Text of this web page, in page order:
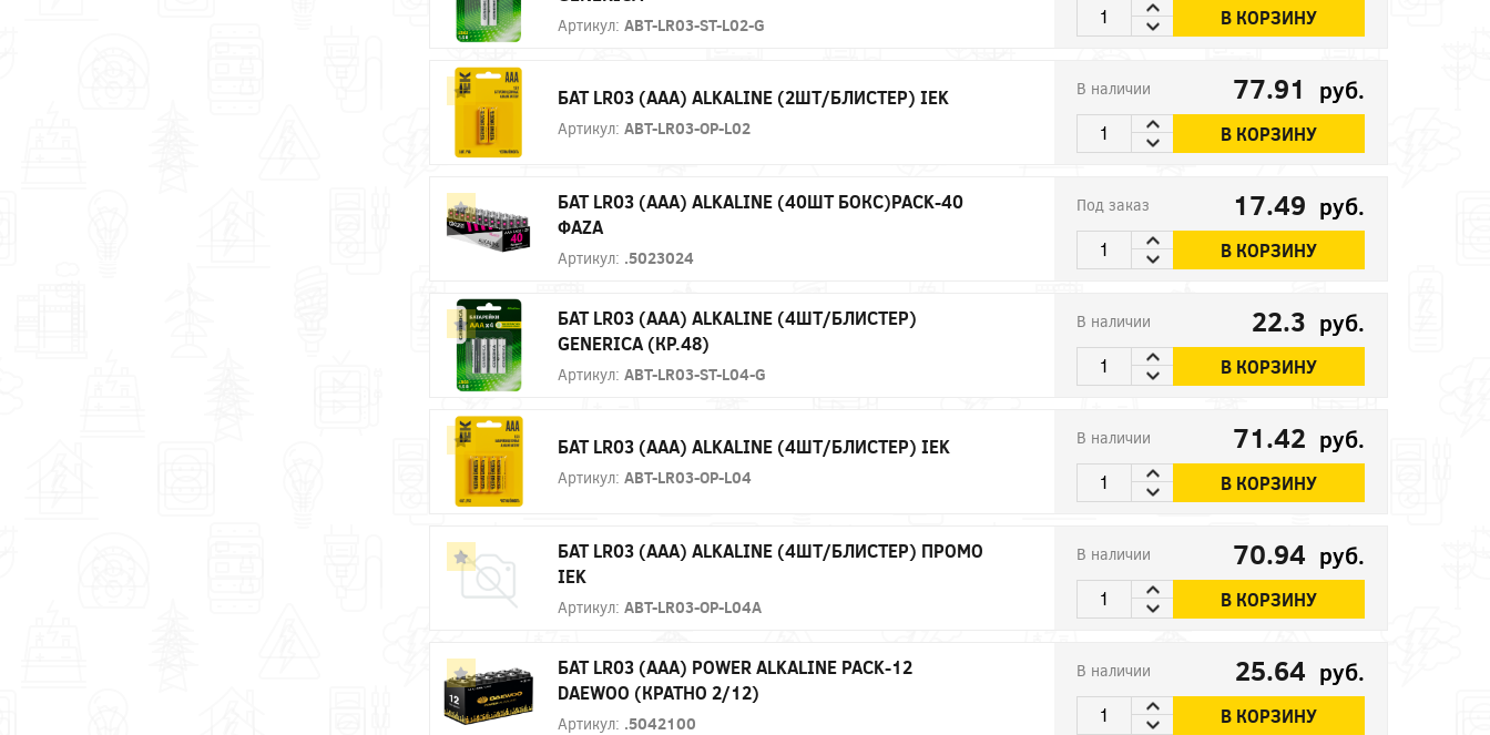
Артикул: ABT-LR03-ST-L02-G В КОРЗИНУ
БАТ LR03 (AAA) ALKALINE (2ШТ/БЛИСТЕР) IEK
Артикул: ABT-LR03-OP-L02
В наличии 77.91 руб.
В КОРЗИНУ
БАТ LR03 (AAA) ALKALINE (40ШТ БОКС)PACK-40
ФAZA
Артикул: .5023024
Под заказ 17.49 руб.
В КОРЗИНУ
БАТ LR03 (AAA) ALKALINE (4ШТ/БЛИСТЕР)
GENERICA (КР.48)
Артикул: ABT-LR03-ST-L04-G
В наличии 22.3 руб.
В КОРЗИНУ
БАТ LR03 (AAA) ALKALINE (4ШТ/БЛИСТЕР) IEK
Артикул: ABT-LR03-OP-L04
В наличии 71.42 руб.
В КОРЗИНУ
БАТ LR03 (AAA) ALKALINE (4ШТ/БЛИСТЕР) ПРОМО
IEK
Артикул: ABT-LR03-OP-L04A
В наличии 70.94 руб.
В КОРЗИНУ
БАТ LR03 (AAA) POWER ALKALINE PACK-12
DAEWOO (КРАТНО 2/12)
Артикул: .5042100
В наличии 25.64 руб.
В КОРЗИНУ